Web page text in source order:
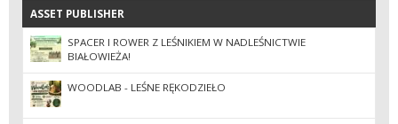
ASSET PUBLISHER
ASSET PUBLISHER
SPACER I ROWER Z LEŚNIKIEM W NADLEŚNICTWIE
BIAŁOWIEŻA!
WOODLAB - LEŚNE RĘKODZIEŁO